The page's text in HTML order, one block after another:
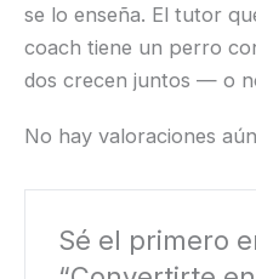
se lo enseña. El tutor
coach tiene un perro
dos crecen juntos — o
No hay valoraciones
Sé el primero